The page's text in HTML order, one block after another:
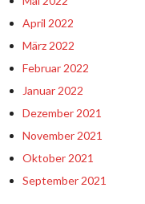
April 2022
März 2022
Februar 2022
Januar 2022
Dezember 2021
November 2021
Oktober 2021
September 2021